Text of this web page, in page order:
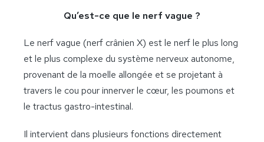
Qu’est-ce que le nerf vague ?
Le nerf vague (nerf crânien X) est le nerf le plus long
et le plus complexe du système nerveux autonome,
provenant de la moelle allongée et se projetant à
travers le cou pour innerver le cœur, les poumons et
le tractus gastro-intestinal.
Il intervient dans plusieurs fonctions directement